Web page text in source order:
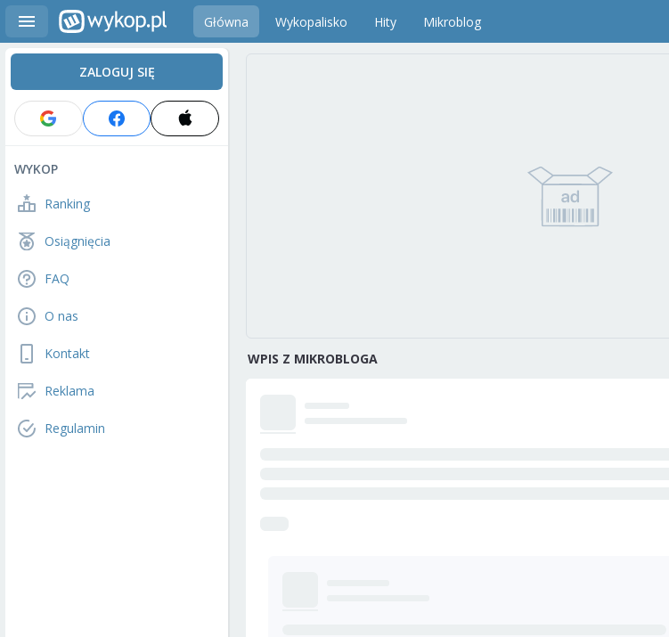
Główna Wykopalisko Hity Mikroblog
ZALOGUJ SIĘ
WYKOP
Ranking
Osiągnięcia
FAQ
O nas
Kontakt
Reklama
Regulamin
WPIS Z MIKROBLOGA